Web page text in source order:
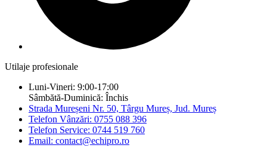
Utilaje profesionale
Luni-Vineri: 9:00-17:00
Sâmbătă-Duminică: Închis
Strada Mureșeni Nr. 50, Târgu Mureș, Jud. Mureș
Telefon Vânzări: 0755 088 396
Telefon Service: 0744 519 760
Email: contact@echipro.ro